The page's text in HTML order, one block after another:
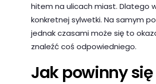
hitem na ulicach miast. Dlatego
konkretnej sylwetki. Na samym
jednak czasami może się to
znaleźć coś odpowiedniego.
Jak powinny